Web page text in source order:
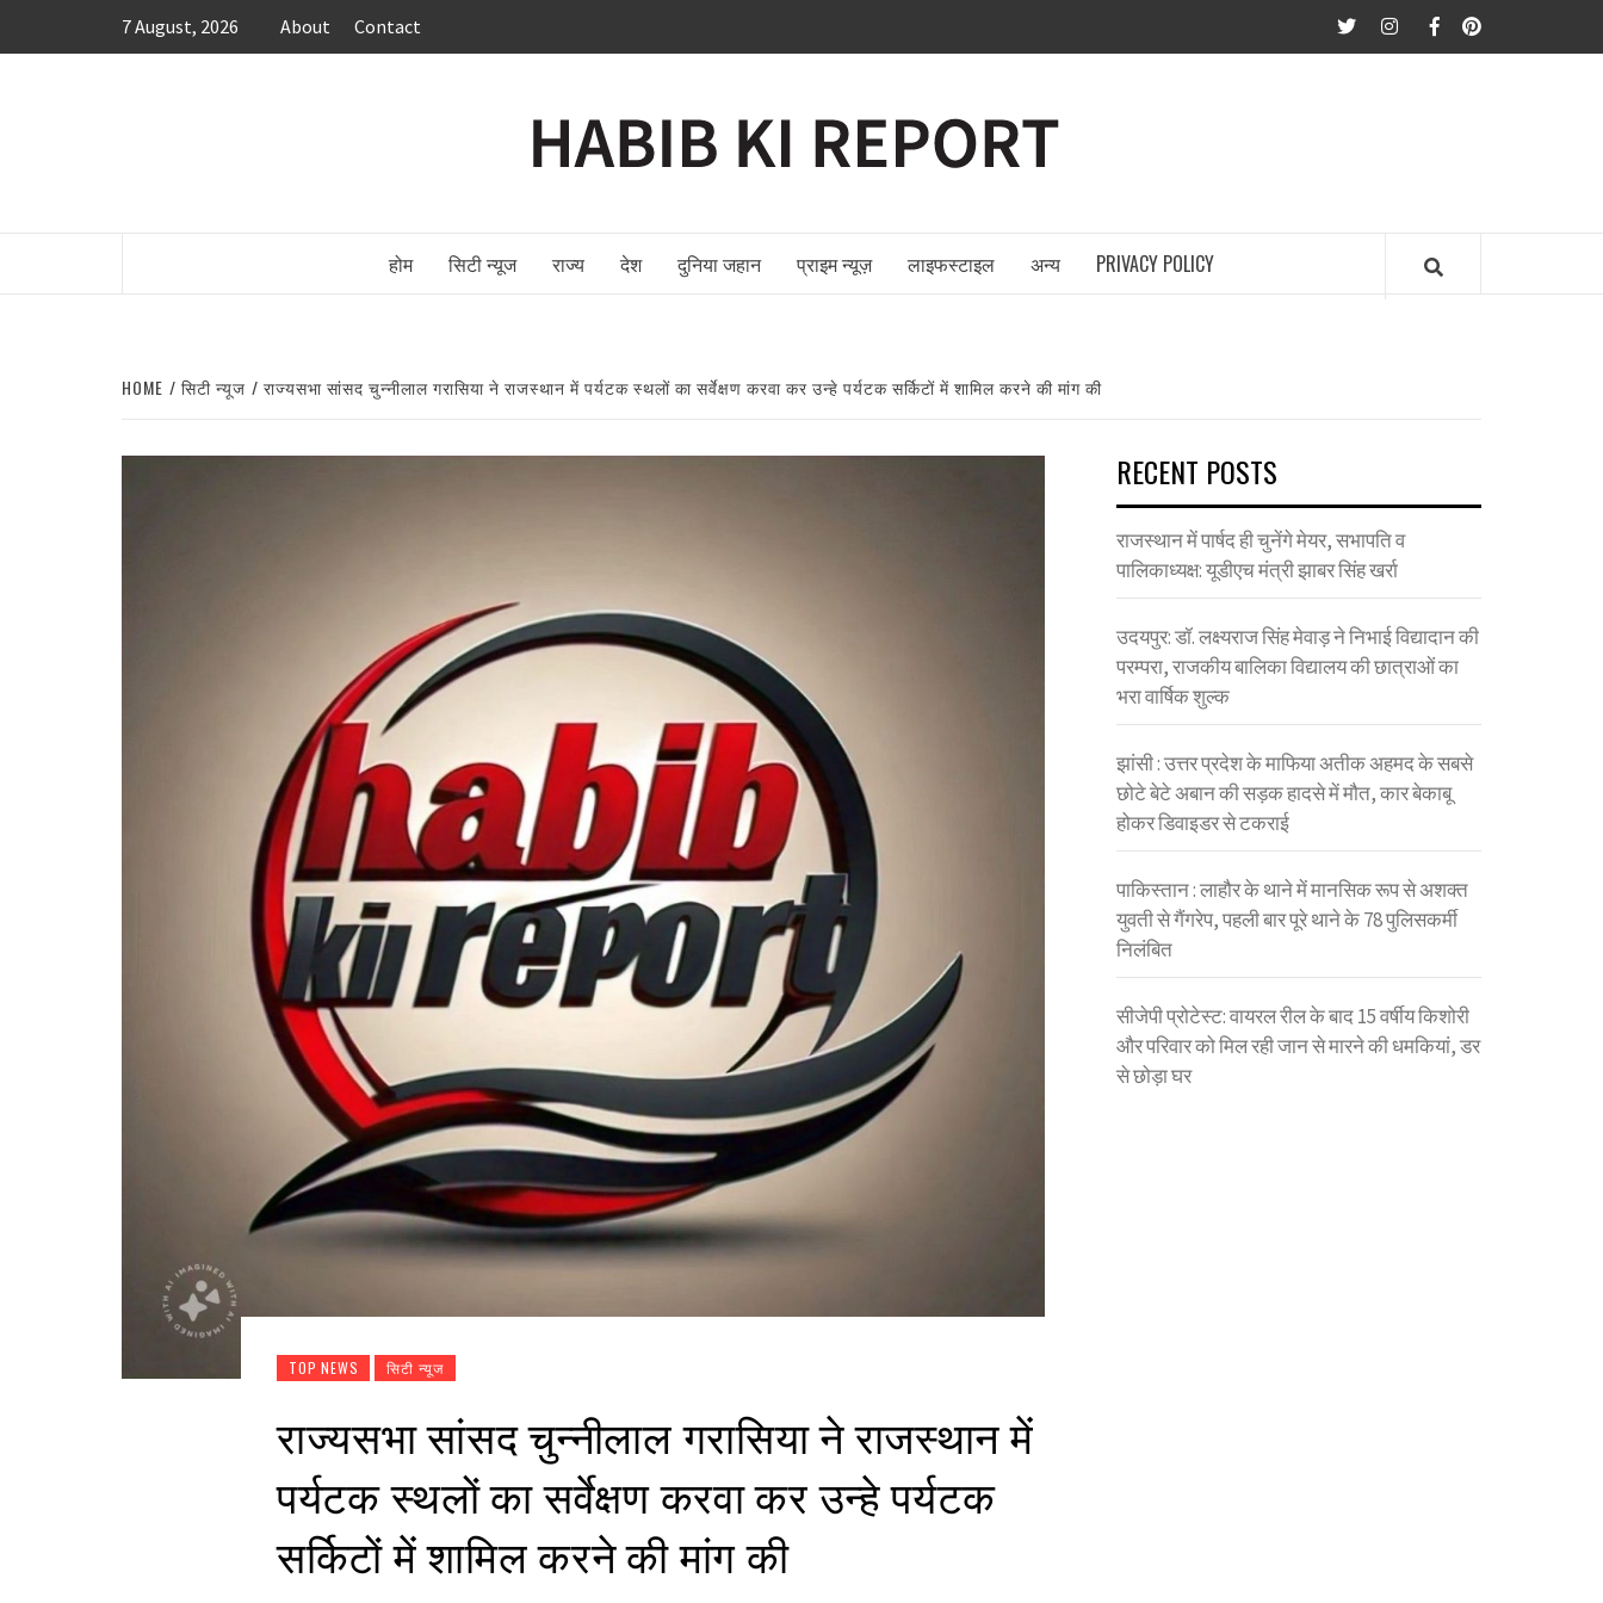
7 August, 2026 About Contact twitterInstagram
FacebookPinterest
होम सिटी न्यूज राज्य देश दुनिया जहान प्राइम न्यूज़ लाइफस्टाइल अन्य PRIVACY POLICY
HOME सिटी न्यूज राज्यसभा सांसद चुन्नीलाल गरासिया ने राजस्थान में पर्यटक स्थलों का सर्वेक्षण करवा कर उन्हे पर्यटक सर्किटों में शामिल करने की मांग की
TOP NEWS सिटी न्यूज
राज्यसभा सांसद चुन्नीलाल गरासिया ने राजस्थान में
पर्यटक स्थलों का सर्वेक्षण करवा कर उन्हे पर्यटक
सर्किटों में शामिल करने की मांग की
RECENT POSTS
राजस्थान में पार्षद ही चुनेंगे मेयर, सभापति व
पालिकाध्यक्ष: यूडीएच मंत्री झाबर सिंह खर्रा
उदयपुर: डॉ. लक्ष्यराज सिंह मेवाड़ ने निभाई विद्यादान की
परम्परा, राजकीय बालिका विद्यालय की छात्राओं का
भरा वार्षिक शुल्क
झांसी : उत्तर प्रदेश के माफिया अतीक अहमद के सबसे
छोटे बेटे अबान की सड़क हादसे में मौत, कार बेकाबू
होकर डिवाइडर से टकराई
पाकिस्तान : लाहौर के थाने में मानसिक रूप से अशक्त
युवती से गैंगरेप, पहली बार पूरे थाने के 78 पुलिसकर्मी
निलंबित
सीजेपी प्रोटेस्ट: वायरल रील के बाद 15 वर्षीय किशोरी
और परिवार को मिल रही जान से मारने की धमकियां, डर
से छोड़ा घर